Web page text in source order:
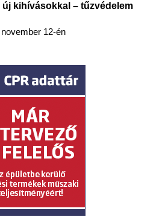
kihívásokkal – tűzvédelem
12-én